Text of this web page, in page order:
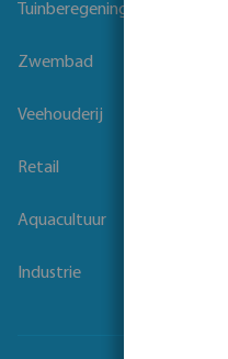
Tuinberegening
Zwembad
Veehouderij
Retail
Aquacultuur
Industrie